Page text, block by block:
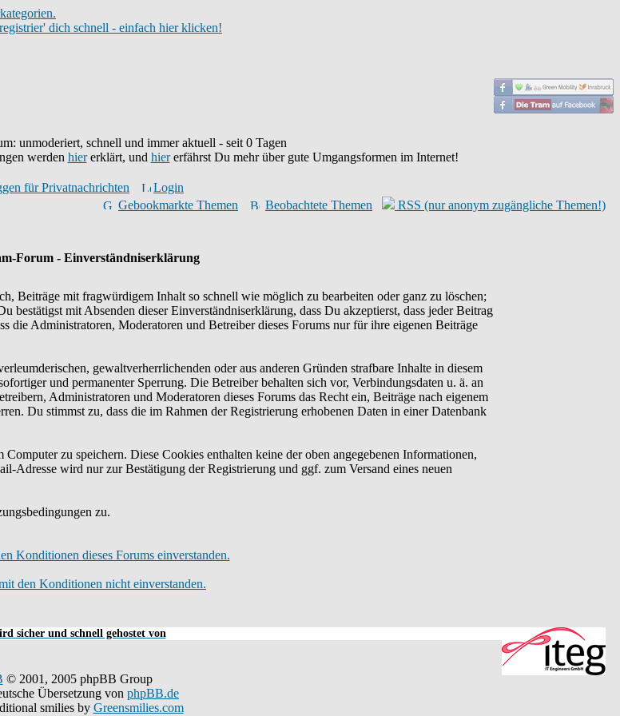
dich schnell - einfach hier klicken!
unmoderiert, schnell und immer aktuell - seit 0 Tagen
werden hiererklärt, und hiererfährst Du mehr über gute Umgangsformen im Internet!
für Privatnachrichten
Login
Gebookmarkte Themen
Beobachtete Themen RSS (nur anonym zugängliche Themen!)
Forum - Einverständniserklärung
Beiträge mit fragwürdigem Inhalt so schnell wie möglich zu bearbeiten oder ganz zu löschen;
bestätigst mit Absenden dieser Einverständniserklärung, dass Du akzeptierst, dass jeder Beitrag
die Administratoren, Moderatoren und Betreiber dieses Forums nur für ihre eigenen Beiträge
gewaltverherrlichenden oder aus anderen Gründen strafbare Inhalte in diesem
und permanenter Sperrung. Die Betreiber behalten sich vor, Verbindungsdaten u. ä. an
Administratoren und Moderatoren dieses Forums das Recht ein, Beiträge nach eigenem
Du stimmst zu, dass die im Rahmen der Registrierung erhobenen Daten in einer Datenbank
zu speichern. Diese Cookies enthalten keine der oben angegebenen Informationen,
Adresse wird nur zur Bestätigung der Registrierung und ggf. zum Versand eines neuen
zu.
Konditionen dieses Forums einverstanden.
den Konditionen nicht einverstanden.
sicher und schnell gehostet von
© 2001, 2005 phpBB Group
Übersetzung von phpBB.de
smilies by Greensmilies.com